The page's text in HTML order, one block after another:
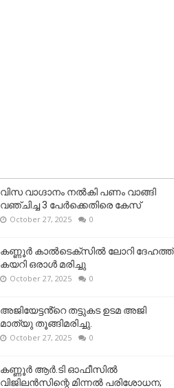
വിസ വാഗ്ദാനം നൽകി പണം വാങ്ങി
വഞ്ചിച്ച 3 പേർക്കെതിരെ കേസ്
October 27, 2025 0
കണ്ണൂര്‍ കാല്‍ടെക്‌സില്‍ ലോറി ദേഹത്ത്
കയറി ഒരാള്‍ മരിച്ചു
October 27, 2025 0
അജിയേട്ടൻ്റെ തട്ടുകട ഉടമ അജി
മാത്യു തൂങ്ങിമരിച്ചു.
October 27, 2025 0
കണ്ണൂര്‍ ആര്‍.ടി ഓഫീസില്‍
വിജിലൻസിന്റെ മിന്നല്‍ പരിശോധന;